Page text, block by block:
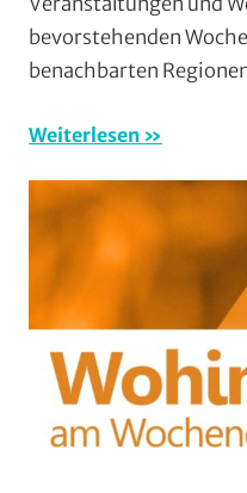
bevorstehenden
benachbarten
Weiterlesen